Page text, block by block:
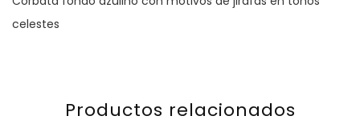
celestes
Productos relacionados